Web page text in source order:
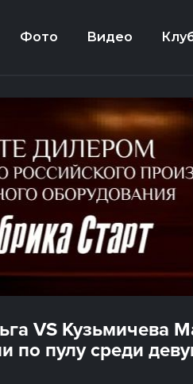
Фото Видео
VS Кузьмичева
по пулу среди